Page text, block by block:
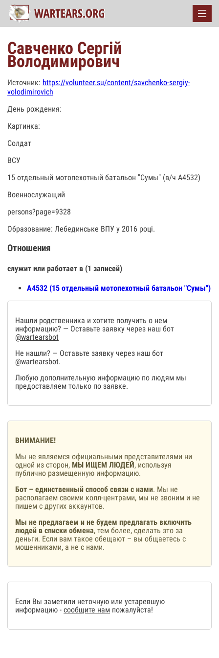
Савченко Сергій
Володимирович
Источник: https://volunteer.su/content/savchenko-sergiy-
volodimirovich
День рождения:
Картинка:
Солдат
ВСУ
15 отдельный мотопехотный батальон "Сумы" (в/ч А4532)
Военнослужащий
persons?page=9328
Образование: Лебединське ВПУ у 2016 році.
Отношения
служит или работает в (1 записей)
А4532 (15 отдельный мотопехотный батальон "Сумы")
Нашли родственника и хотите получить о нем
информацию? — Оставьте заявку через наш бот
@wartearsbot
Не нашли? — Оставьте заявку через наш бот
@wartearsbot.
Любую дополнительную информацию по людям мы
предоставляем только по заявке.
ВНИМАНИЕ!
Мы не являемся официальными представителями ни
одной из сторон, МЫ ИЩЕМ ЛЮДЕЙ, используя
публично размещенную информацию.
Бот – единственный способ связи с нами. Мы не
располагаем своими колл-центрами, мы не звоним и не
пишем с других аккаунтов.
Мы не предлагаем и не будем предлагать включить
людей в списки обмена, тем более, сделать это за
деньги. Если вам такое обещают – вы общаетесь с
мошенниками, а не с нами.
Если Вы заметили неточную или устаревшую
информацию - сообщите нам пожалуйста!